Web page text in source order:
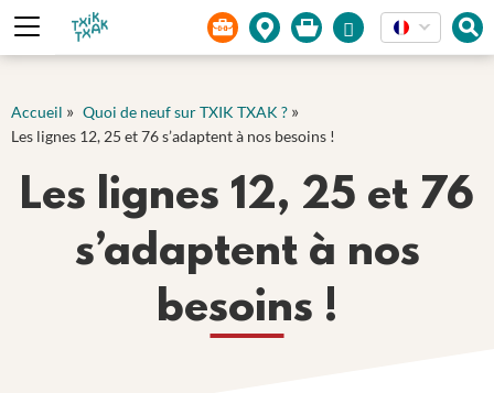
Panneau de gestion des cookies
Accueil » Quoi de neuf sur TXIK TXAK ? »
Les lignes 12, 25 et 76 s’adaptent à nos besoins !
Les lignes 12, 25 et 76
s’adaptent à nos
besoins !